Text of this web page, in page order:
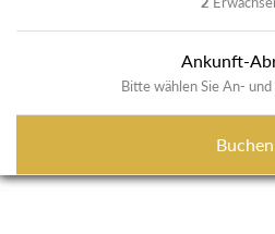
Ankunft-
Bitte wählen Sie An-
Buchen